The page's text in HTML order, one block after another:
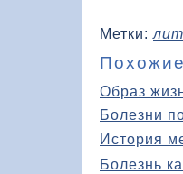
Метки:
Образ
Болезни
История
Болезнь